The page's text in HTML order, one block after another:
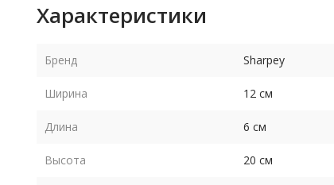
Характеристики
Бренд Sharpey
Ширина 12 см
Длина 6 см
Высота 20 см